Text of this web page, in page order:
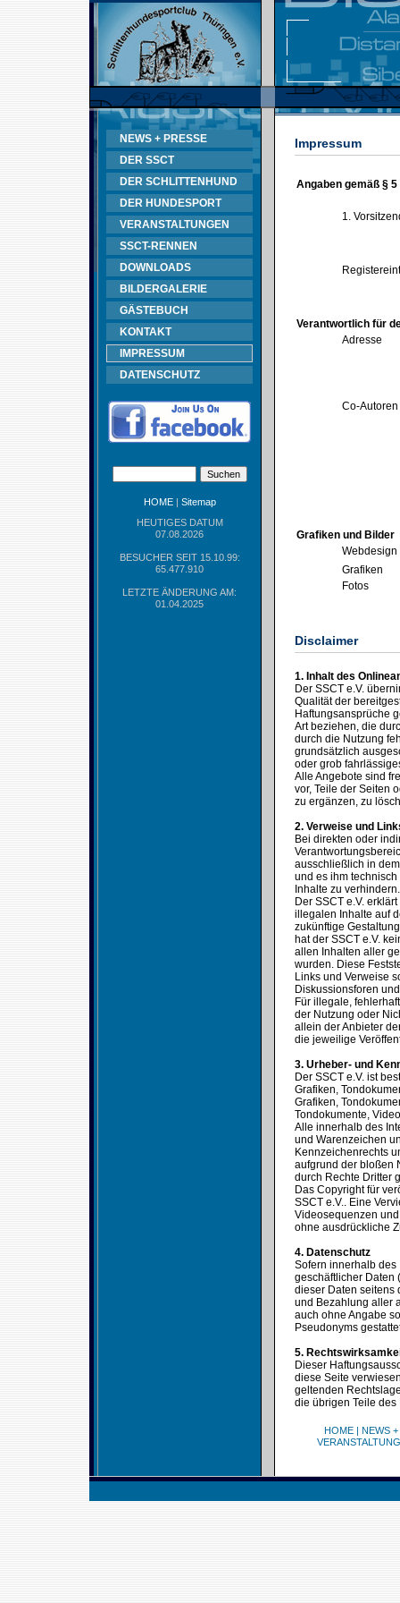
NEWS + PRESSE
DER SSCT
DER SCHLITTENHUND
DER HUNDESPORT
VERANSTALTUNGEN
SSCT-RENNEN
DOWNLOADS
BILDERGALERIE
GÄSTEBUCH
KONTAKT
IMPRESSUM
DATENSCHUTZ
HOME| Sitemap
HEUTIGES DATUM
07.08.2026
BESUCHER SEIT 15.10.99:
65.477.910
LETZTE ÄNDERUNG AM:
01.04.2025
Impressum
Angaben gemäß § 5
1.
Verantwortlich für
Adresse
Co-Autoren
Grafiken und Bilder
Webdesign
Grafiken
Fotos
Disclaimer
1. Inhalt des
Der SSCT e.V.
Qualität der
Haftungsansprüche
Art beziehen, die
durch die Nutzung
grundsätzlich
oder grob
Alle Angebote sind
vor, Teile der Seiten
zu ergänzen, zu
2. Verweise und
Bei direkten oder
ausschließlich in
und es ihm
Inhalte zu verhindern.
Der SSCT e.V.
illegalen Inhalte auf
zukünftige
hat der SSCT e.V.
allen Inhalten aller
wurden. Diese
Links und Verweise
Diskussionsforen
Für illegale,
der Nutzung oder
allein der Anbieter
die jeweilige
3. Urheber- und
Der SSCT e.V. ist
Grafiken,
Grafiken,
Tondokumente,
Alle innerhalb des
und Warenzeichen
Kennzeichenrechts
aufgrund der bloßen
durch Rechte Dritter
Das Copyright für
SSCT e.V.. Eine
Videosequenzen
ohne ausdrückliche
4. Datenschutz
Sofern innerhalb
geschäftlicher Daten
dieser Daten seitens
und Bezahlung aller
auch ohne Angabe
Pseudonyms
5.
Dieser
diese Seite
geltenden
die übrigen Teile
HOME| NEWS